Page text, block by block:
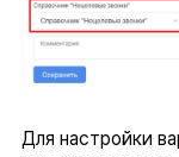
Для настройки